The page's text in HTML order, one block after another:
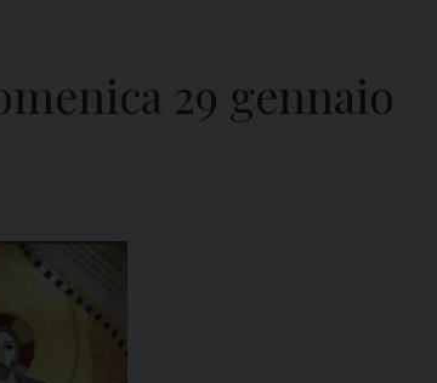
29 gennaio